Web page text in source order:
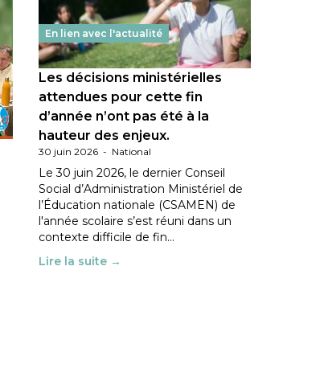
En lien avec l'actualité
Les décisions ministérielles
attendues pour cette fin
d’année n’ont pas été à la
hauteur des enjeux.
30 juin 2026 - National
Le 30 juin 2026, le dernier Conseil
Social d’Administration Ministériel de
l’Éducation nationale (CSAMEN) de
l'année scolaire s’est réuni dans un
contexte difficile de fin…
Lire la suite →